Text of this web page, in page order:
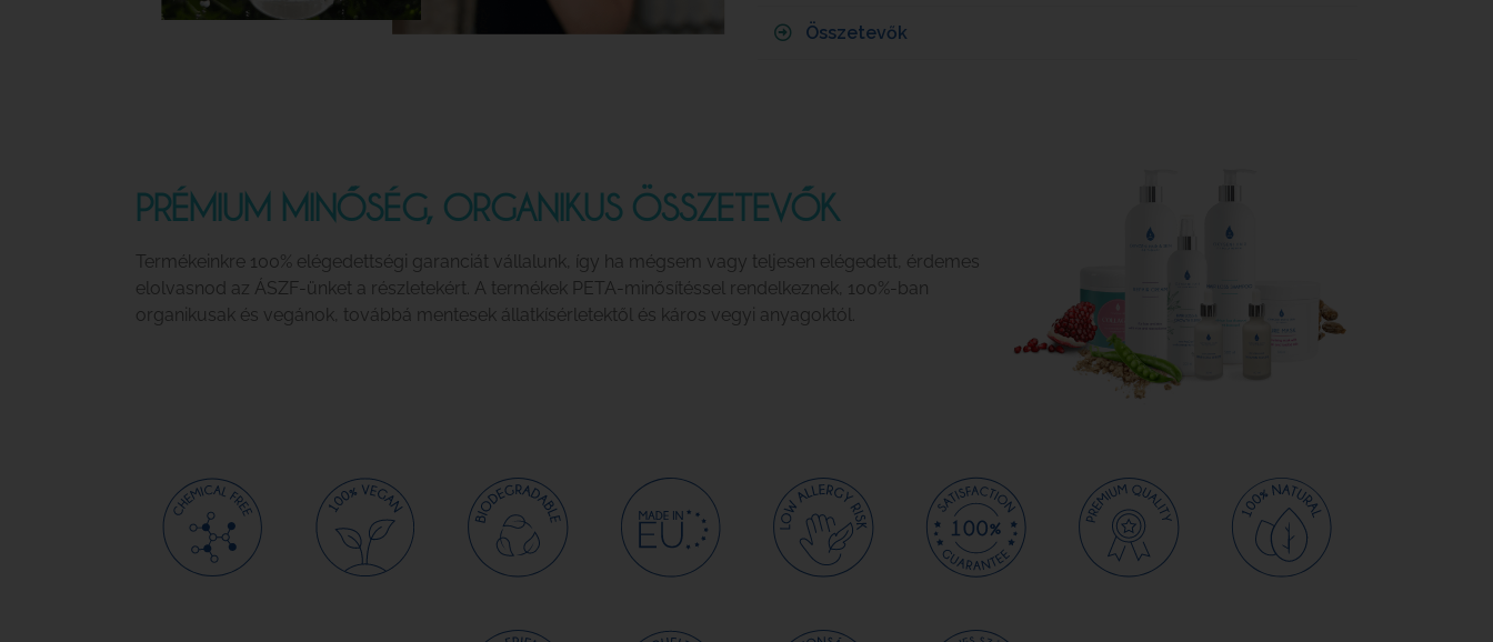
Összetevők
PRÉMIUM MINŐSÉG, ORGANIKUS ÖSSZETEVŐK
Termékeinkre 100% elégedettségi garanciát vállalunk, így ha mégsem vagy teljesen elégedett, érdemes
elolvasnod az ÁSZF-ünket a részletekért. A termékek PETA-minősítéssel rendelkeznek, 100%-ban
organikusak és vegánok, továbbá mentesek állatkísérletektől és káros vegyi anyagoktól.